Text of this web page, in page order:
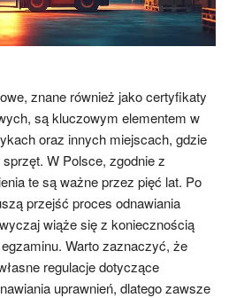
znane również jako certyfikaty
są kluczowym elementem w
oraz innych miejscach, gdzie
W Polsce, zgodnie z
te są ważne przez pięć lat. Po
przejść proces odnawiania
wiąże się z koniecznością
Warto zaznaczyć, że
regulacje dotyczące
uprawnień, dlatego zawsze